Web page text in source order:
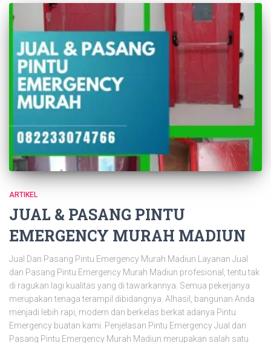
ARTIKEL
JUAL & PASANG PINTU
EMERGENCY MURAH MADIUN
Jual Dan Pasang Pintu Emergency Murah Madiun Layanan Jual
dan Pasang Pintu Emergency Murah Madiun profesional, tentu tak
di ragukan lagi kualitas yang di tawarkannya. Semua pekerjanya
merupakan tenaga terampil dibidangnya. Alhasil, bangunan Anda
menjadi lebih rapi, modern dan berkelas berkat adanya Pintu
Emergency buatan kami. Penjelasan Pintu Emergency Jual dan
Pasang Pintu Emergency Murah Madiun merupakan salah satu